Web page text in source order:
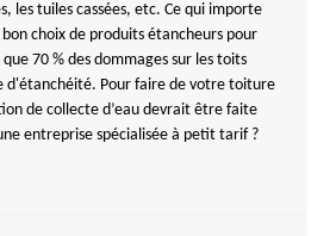
les tuiles cassées, etc. Ce qui importe
bon choix de produits étancheurs pour
70 % des dommages sur les toits
d'étanchéité. Pour faire de votre toiture
de collecte d’eau devrait être faite
entreprise spécialisée à petit tarif ?